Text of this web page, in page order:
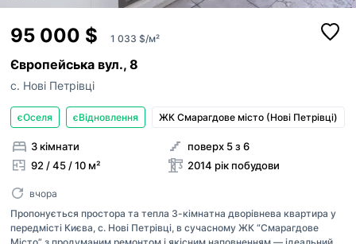
95 000 $ 1 033 $/м²
Європейська вул., 8
с. Нові Петрівці
єОселя єВідновлення ЖК Смарагдове місто (Нові Петрівці)
3 кімнати
92 / 45 / 10 м²
поверх 5 з 6
2014 рік побудови
вчора
Пропонується простора та тепла 3-кімнатна дворівнева квартира у
передмісті Києва, с. Нові Петрівці, в сучасному ЖК “Смарагдове